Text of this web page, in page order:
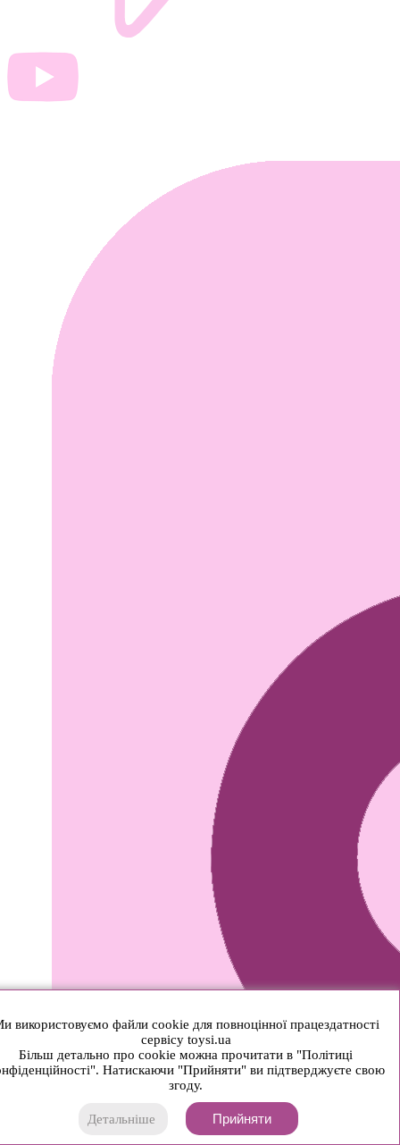
використовуємо файли cookie для повноцінної працездатності
сервісу toysi.ua
Більш детально про cookie можна прочитати в "Політиці
Натискаючи "Прийняти" ви підтверджуєте свою
згоду.
Детальніше Прийняти